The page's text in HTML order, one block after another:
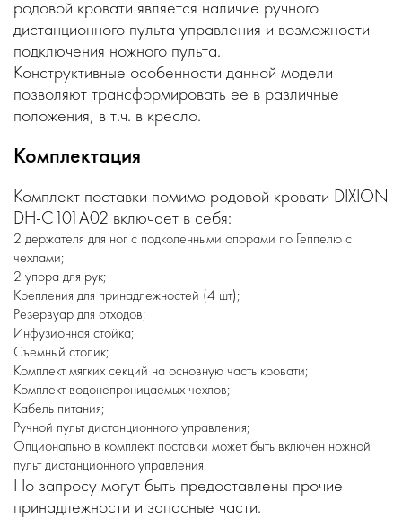
родовой кровати является наличие ручного
дистанционного пульта управления и возможности
подключения ножного пульта.
Конструктивные особенности данной модели
позволяют трансформировать ее в различные
положения, в т.ч. в кресло.
Комплектация
Комплект поставки помимо родовой кровати DIXION
DH-C101A02 включает в себя:
2 держателя для ног с подколенными опорами по Геппелю с
чехлами;
2 упора для рук;
Крепления для принадлежностей (4 шт);
Резервуар для отходов;
Инфузионная стойка;
Съемный столик;
Комплект мягких секций на основную часть кровати;
Комплект водонепроницаемых чехлов;
Кабель питания;
Ручной пульт дистанционного управления;
Опционально в комплект поставки может быть включен ножной
пульт дистанционного управления.
По запросу могут быть предоставлены прочие
принадлежности и запасные части.